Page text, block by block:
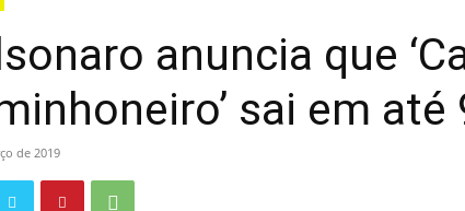
anuncia que
sai em até
de 2019